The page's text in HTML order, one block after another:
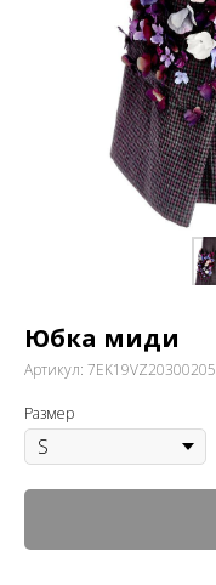
Юбка миди
Артикул: 7EK19VZ20300205
Размер